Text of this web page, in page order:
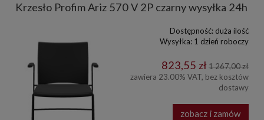
Krzesło Profim Ariz 570 V 2P czarny wysyłka 24h
Dostępność: duża ilość
Wysyłka: 1 dzień roboczy
823,55 zł 1 267,00 zł
zawiera 23.00% VAT, bez kosztów
dostawy
zobacz i zamów